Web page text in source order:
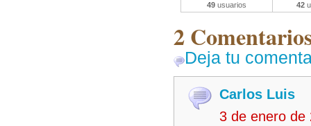
49 usuarios 42
2
Deja tu
Carlos Luis
3 de enero de